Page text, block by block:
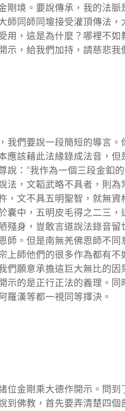
剛境。要說傳承，我的法脈
師同師同壇接受灌頂傳法，
用，這是為什麼？哪裡不如
示，給我們加持，請慈悲我
我們要說一段簡短的導言。
應該藉此法緣錄成法音，但
說：“我作為一個三段金釦
法，文韜武略不具者，則為
，文不具五明聖智，就無資
囊中，五明皮毛得之二三，
殘身，豈敢言道說法錄音留
師。但是南無羌佛恩師不同
上師他們的很多作為都有不
們願意承擔這巨大無比的因
示的是正行正法的義理。同
羅漢等都一視同等擇決。
位金剛乘大德作開示。問到
到佛教，首先要弄清楚四個